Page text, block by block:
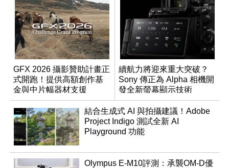
GFX 2026 攝影贊助計畫正
式開跑！提供高額創作基
金與中片幅器材支援
續航力將迎來重大突破？
Sony 傳正為 Alpha 相機開
發全新螢幕顯示技術
結合生成式 AI 與拍攝建議！Adobe
Project Indigo 測試全新 AI
Playground 功能
Olympus E-M10評測：承襲OM-D優